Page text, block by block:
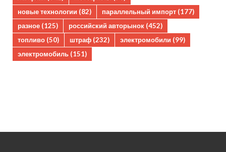
новые технологии (82) параллельный импорт (177)
разное (125) российский авторынок (452)
топливо (50) штраф (232) электромобили (99)
электромобиль (151)